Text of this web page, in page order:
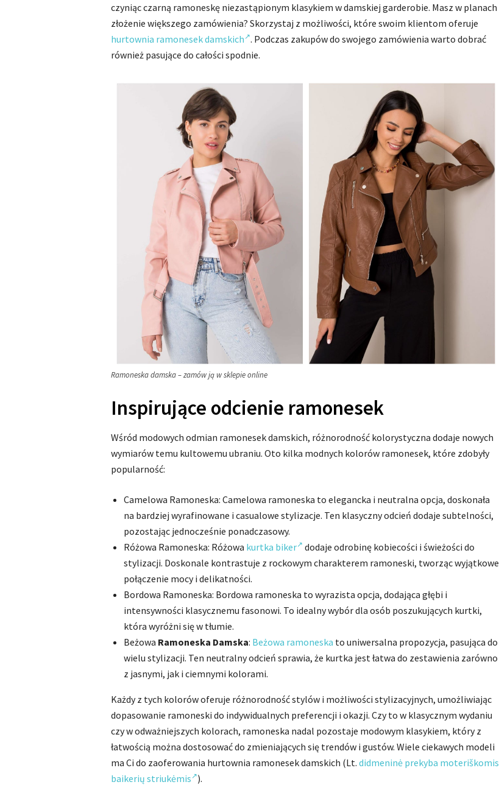
czyniąc czarną ramoneskę niezastąpionym klasykiem w damskiej garderobie. Masz w planach
złożenie większego zamówienia? Skorzystaj z możliwości, które swoim klientom oferuje
hurtownia ramonesek damskich . Podczas zakupów do swojego zamówienia warto dobrać
również pasujące do całości spodnie.
Ramoneska damska – zamów ją w sklepie online
Inspirujące odcienie ramonesek
Wśród modowych odmian ramonesek damskich, różnorodność kolorystyczna dodaje nowych
wymiarów temu kultowemu ubraniu. Oto kilka modnych kolorów ramonesek, które zdobyły
popularność:
Camelowa Ramoneska: Camelowa ramoneska to elegancka i neutralna opcja, doskonała
na bardziej wyrafinowane i casualowe stylizacje. Ten klasyczny odcień dodaje subtelności,
pozostając jednocześnie ponadczasowy.
Różowa Ramoneska: Różowa kurtka biker
dodaje odrobinę kobiecości i świeżości do
stylizacji. Doskonale kontrastuje z rockowym charakterem ramoneski, tworząc wyjątkowe
połączenie mocy i delikatności.
Bordowa Ramoneska: Bordowa ramoneska to wyrazista opcja, dodająca głębi i
intensywności klasycznemu fasonowi. To idealny wybór dla osób poszukujących kurtki,
która wyróżni się w tłumie.
Beżowa Ramoneska Damska: Beżowa ramoneska to uniwersalna propozycja, pasująca do
wielu stylizacji. Ten neutralny odcień sprawia, że kurtka jest łatwa do zestawienia zarówno
z jasnymi, jak i ciemnymi kolorami.
Każdy z tych kolorów oferuje różnorodność stylów i możliwości stylizacyjnych, umożliwiając
dopasowanie ramoneski do indywidualnych preferencji i okazji. Czy to w klasycznym wydaniu
czy w odważniejszych kolorach, ramoneska nadal pozostaje modowym klasykiem, który z
łatwością można dostosować do zmieniających się trendów i gustów. Wiele ciekawych modeli
ma Ci do zaoferowania hurtownia ramonesek damskich (Lt. didmeninė prekyba moteriškomis
baikerių striukėmis ).